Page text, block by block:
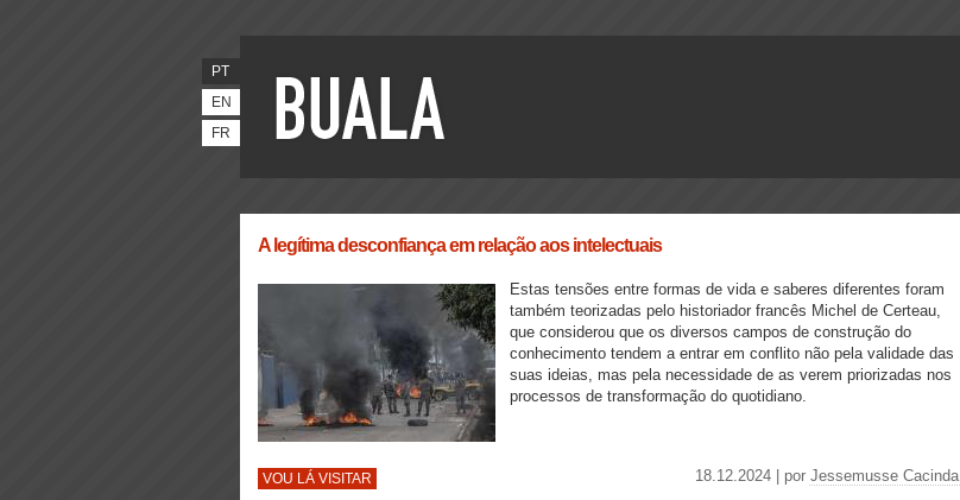
PT
EN
FR
A legítima desconfiança em relação aos intelectuais
Estas tensões entre formas de vida e saberes diferentes foram
também teorizadas pelo historiador francês Michel de Certeau,
que considerou que os diversos campos de construção do
conhecimento tendem a entrar em conflito não pela validade das
suas ideias, mas pela necessidade de as verem priorizadas nos
processos de transformação do quotidiano.
VOU LÁ VISITAR 18.12.2024 | por Jessemusse Cacinda